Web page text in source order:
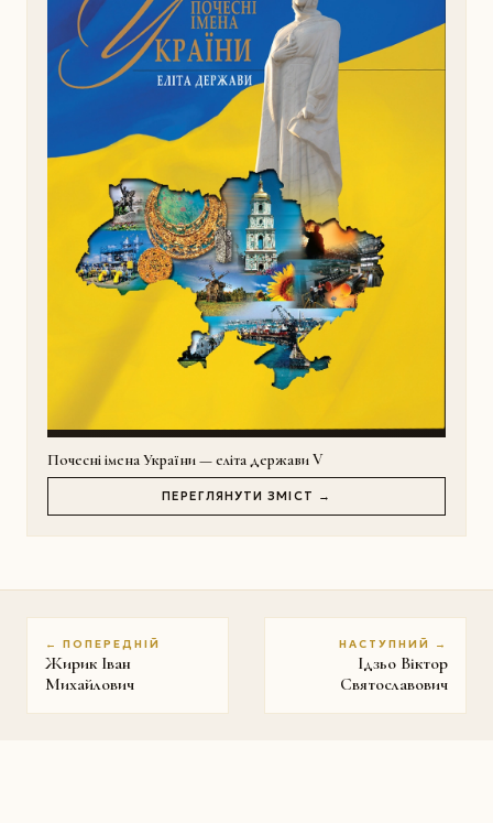
Почесні імена України — еліта держави V
ПЕРЕГЛЯНУТИ ЗМІСТ →
← ПОПЕРЕДНІЙ
Жирик Іван
Михайлович
НАСТУПНИЙ →
Ідзьо Віктор
Святославович